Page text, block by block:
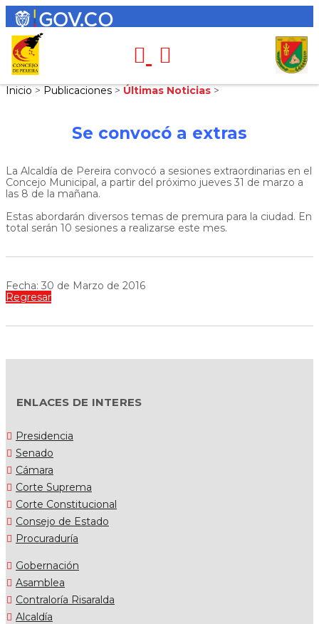
Inicio > Publicaciones > Últimas Noticias >
Se convocó a extras
La Alcaldía de Pereira convocó a sesiones extraordinarias en el
Concejo Municipal, a partir del próximo jueves 31 de marzo a
las 8 de la mañana.
Estas abordarán diversos temas de premura para la ciudad. En
total serán 10 sesiones a realizarse este mes.
Fecha: 30 de Marzo de 2016
Regresar
ENLACES DE INTERES
Presidencia
Senado
Cámara
Corte Suprema
Corte Constitucional
Consejo de Estado
Procuraduría
Gobernación
Asamblea
Contraloría Risaralda
Alcaldía